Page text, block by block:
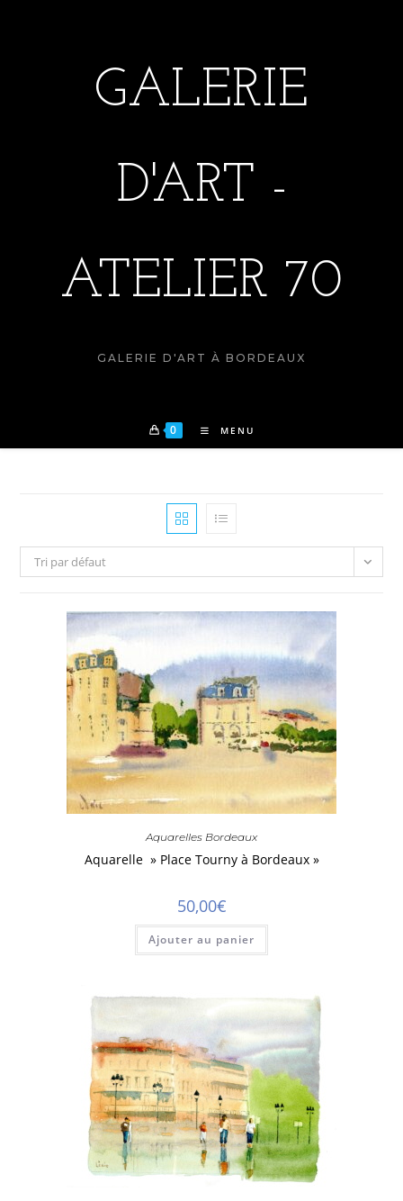
GALERIE
D'ART -
ATELIER 70
GALERIE D'ART À BORDEAUX
0 MENU
Tri par défaut
Aquarelles Bordeaux
Aquarelle » Place Tourny à Bordeaux »
50,00€
Ajouter au panier